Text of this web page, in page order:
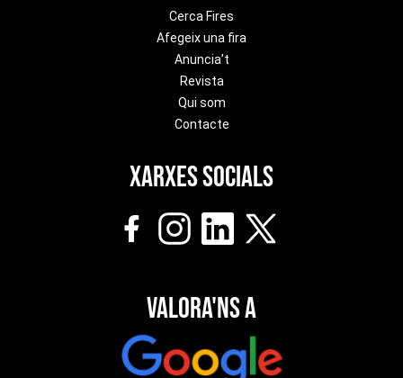
Cerca Fires
Afegeix una fira
Anuncia’t
Revista
Qui som
Contacte
Xarxes socials
Valora'ns a